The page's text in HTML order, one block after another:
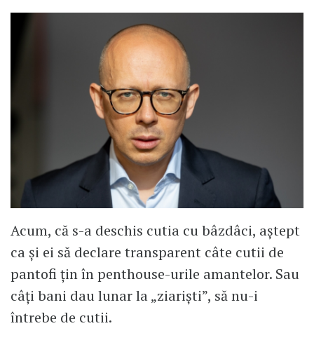
Acum, că s-a deschis cutia cu bâzdâci, aștept
ca și ei să declare transparent câte cutii de
pantofi țin în penthouse-urile amantelor. Sau
câți bani dau lunar la „ziariști”, să nu-i
întrebe de cutii.